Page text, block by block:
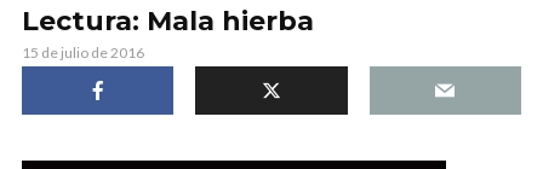
Lectura: Mala hierba
15 de julio de 2016